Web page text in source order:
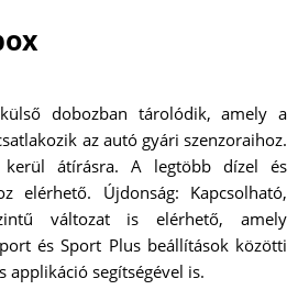
dobozban tárolódik, amely a
az autó gyári szenzoraihoz.
átírásra. A legtöbb dízel és
elérhető. Újdonság: Kapcsolható,
változat is elérhető, amely
és Sport Plus beállítások közötti
applikáció segítségével is.